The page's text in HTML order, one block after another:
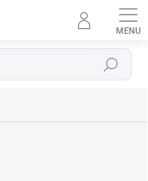
Hledat